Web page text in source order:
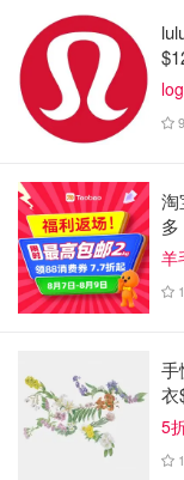
淘
多
羊
手
衣
5